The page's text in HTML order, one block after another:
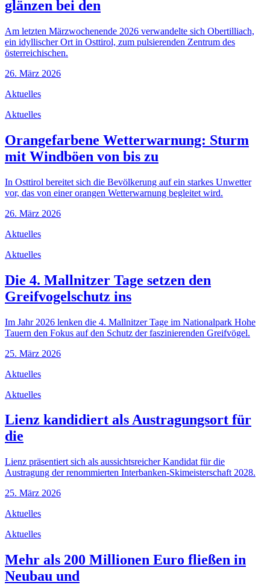
glänzen bei den
Am letzten Märzwochenende 2026 verwandelte sich Obertilliach,
ein idyllischer Ort in Osttirol, zum pulsierenden Zentrum des
österreichischen.
26. März 2026
Aktuelles
Aktuelles
Orangefarbene Wetterwarnung: Sturm
mit Windböen von bis zu
In Osttirol bereitet sich die Bevölkerung auf ein starkes Unwetter
vor, das von einer orangen Wetterwarnung begleitet wird.
26. März 2026
Aktuelles
Aktuelles
Die 4. Mallnitzer Tage setzen den
Greifvogelschutz ins
Im Jahr 2026 lenken die 4. Mallnitzer Tage im Nationalpark Hohe
Tauern den Fokus auf den Schutz der faszinierenden Greifvögel.
25. März 2026
Aktuelles
Aktuelles
Lienz kandidiert als Austragungsort für
die
Lienz präsentiert sich als aussichtsreicher Kandidat für die
Austragung der renommierten Interbanken-Skimeisterschaft 2028.
25. März 2026
Aktuelles
Aktuelles
Mehr als 200 Millionen Euro fließen in
Neubau und